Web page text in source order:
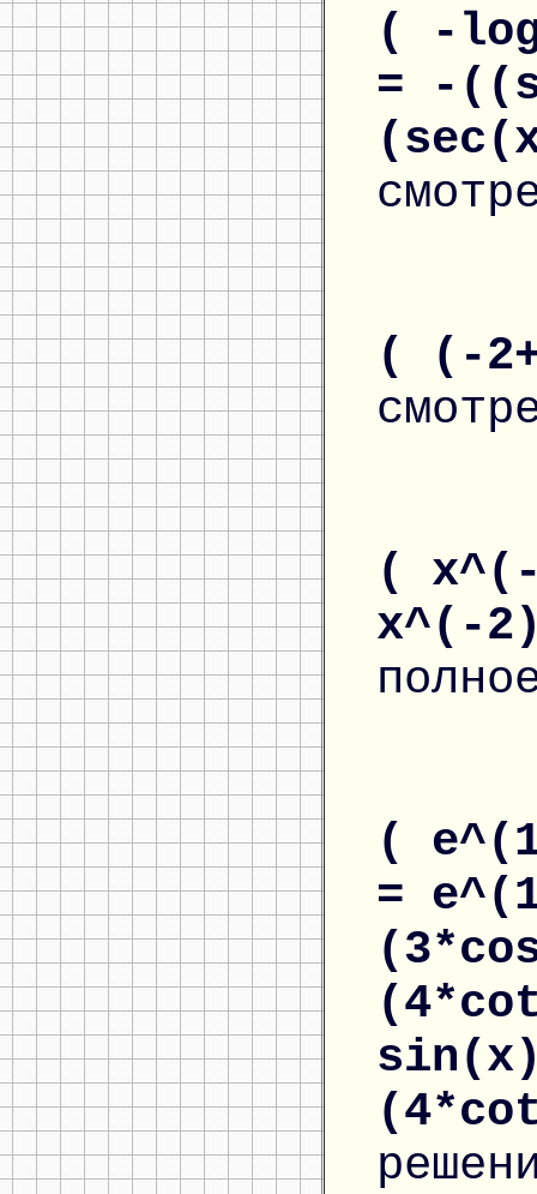
( -
= -
( (-
(
x^(-
(
=